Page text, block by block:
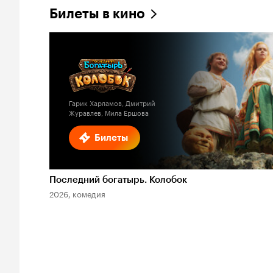
Билеты в кино
Билеты
Гарик Харламов, Дмитрий
Журавлев, Мила Ершова
Последний богатырь. Колобок
2026, комедия